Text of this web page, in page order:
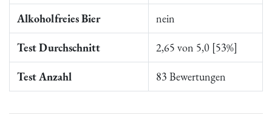
Alkoholfreies Bier nein
Test Durchschnitt 2,65 von 5,0 [53%]
Test Anzahl 83 Bewertungen